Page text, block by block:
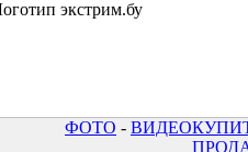
ФОТО - ВИДЕО